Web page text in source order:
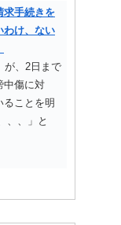
手続きを
わけ、ない
が、2日まで
中傷に対
ることを明
、、」と